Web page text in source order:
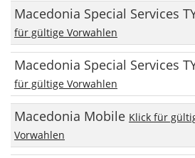
Macedonia Special Services
für gültige Vorwahlen
Macedonia Special Services
für gültige Vorwahlen
Macedonia Mobile Klick für
Vorwahlen